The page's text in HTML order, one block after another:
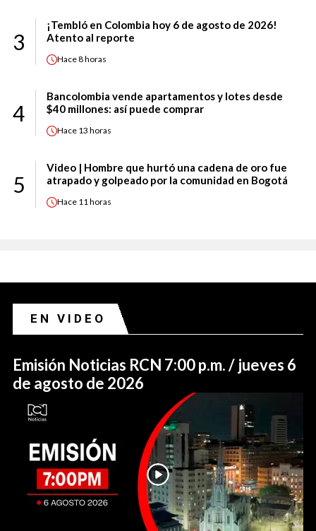
3
¡Tembló en Colombia hoy 6 de agosto de 2026!
Atento al reporte
Hace8 horas
4
Bancolombia vende apartamentos y lotes desde
$40 millones: así puede comprar
Hace 13 horas
5
Video | Hombre que hurtó una cadena de oro fue
atrapado y golpeado por la comunidad en Bogotá
Hace 11 horas
EN VIDEO
Emisión Noticias RCN 7:00 p.m. / jueves 6
de agosto de 2026